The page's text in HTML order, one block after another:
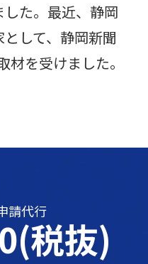
た。最近、静岡
して、静岡新聞
材を受けました。
請代行
税抜)